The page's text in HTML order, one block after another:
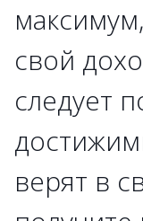
свой
следует
верят в